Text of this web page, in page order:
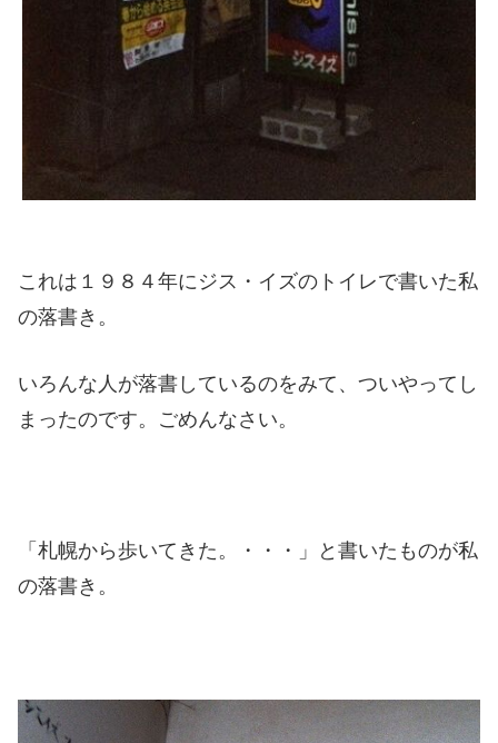
これは１９８４年にジス・イズのトイレで書いた私
の落書き。
いろんな人が落書しているのをみて、ついやってし
まったのです。 ごめんなさい。
「札幌から歩いてきた。・・・」と書いたものが私
の落書き。